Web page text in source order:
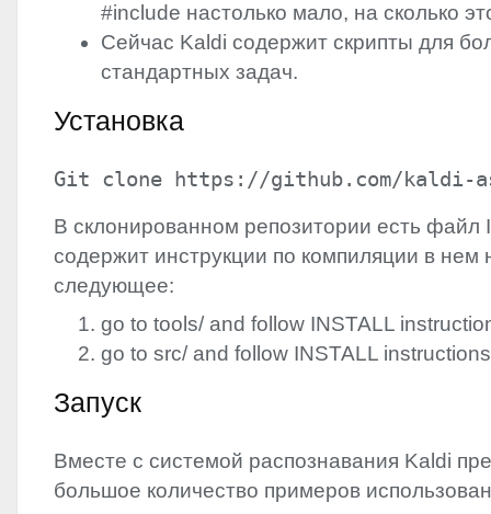
#include настолько мало, на сколько
Сейчас Kaldi содержит скрипты для
стандартных задач.
Установка
Git clone https://github.com/kaldi-
В склонированном репозитории есть файл
содержит инструкции по компиляции в нем
следующее:
go to tools/ and follow INSTALL
go to src/ and follow INSTALL
Запуск
Вместе с системой распознавания Kaldi
большое количество примеров